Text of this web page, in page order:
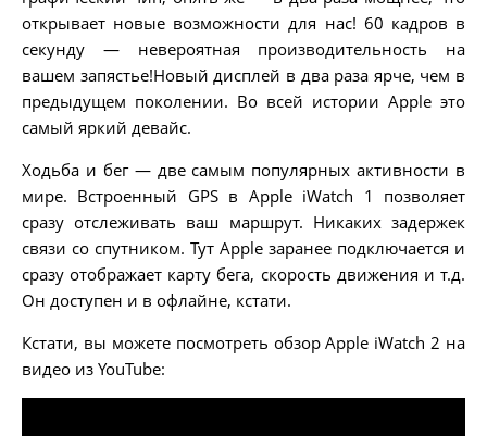
открывает новые возможности для нас! 60 кадров в
секунду — невероятная производительность на
вашем запястье!Новый дисплей в два раза ярче, чем в
предыдущем поколении. Во всей истории Apple это
самый яркий девайс.
Ходьба и бег — две самым популярных активности в
мире. Встроенный GPS в Apple iWatch 1 позволяет
сразу отслеживать ваш маршрут. Никаких задержек
связи со спутником. Тут Apple заранее подключается и
сразу отображает карту бега, скорость движения и т.д.
Он доступен и в офлайне, кстати.
Кстати, вы можете посмотреть обзор Apple iWatch 2 на
видео из YouTube: